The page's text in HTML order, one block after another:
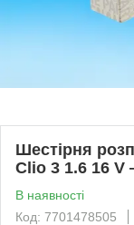
Шестірня
Clio 3 1.6 16 V
В наявності
Код: 7701478505